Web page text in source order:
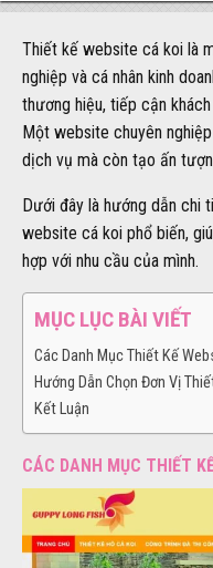
Thiết kế website cá koi là
nghiệp và cá nhân kinh
thương hiệu, tiếp cận
Một website chuyên
dịch vụ mà còn tạo ấn
Dưới đây là hướng dẫn chi
website cá koi phổ biến,
hợp với nhu cầu của mình.
MỤC LỤC BÀI VIẾT
Các Danh Mục Thiết Kế
Hướng Dẫn Chọn Đơn Vị
Kết Luận
CÁC DANH MỤC THIẾT